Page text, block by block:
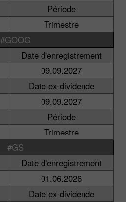
Période
Trimestre
#GOOG
Date d'enregistrement
09.09.2027
Date ex-dividende
09.09.2027
Période
Trimestre
#GS
Date d'enregistrement
01.06.2026
Date ex-dividende